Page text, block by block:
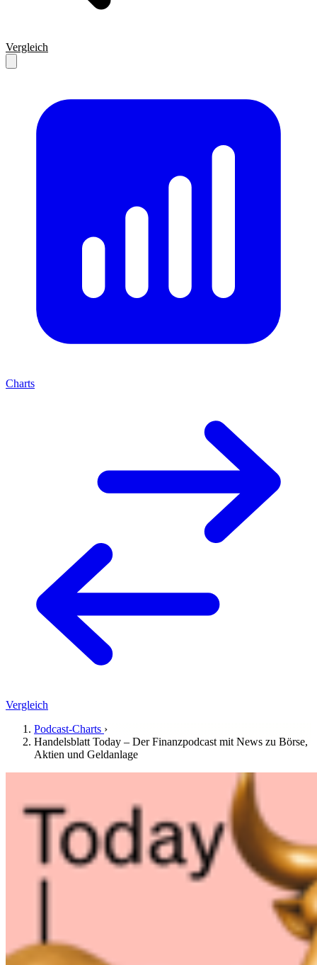
Vergleich
Charts
Vergleich
Podcast-Charts ›
Handelsblatt Today – Der Finanzpodcast mit News zu Börse,
Aktien und Geldanlage